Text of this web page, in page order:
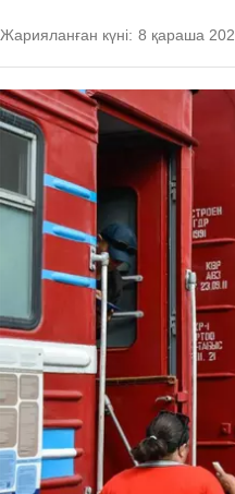
Жарияланған күні: 8 қараша